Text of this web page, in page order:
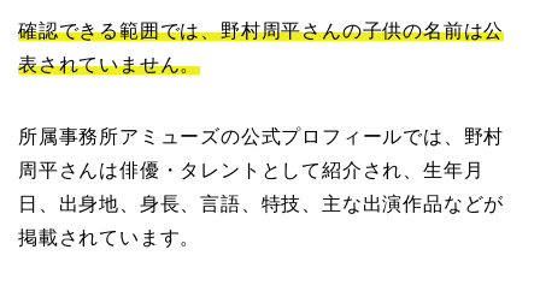
確認できる範囲では、野村周平さんの子供の名前は公
表されていません。
所属事務所アミューズの公式プロフィールでは、野村
周平さんは俳優・タレントとして紹介され、生年月
日、出身地、身長、言語、特技、主な出演作品などが
掲載されています。